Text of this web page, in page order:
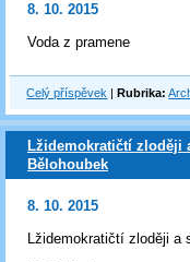
8. 10. 2015
Voda z pramene
Celý příspěvek |Rubrika:
Lžidemokratičtí zloději
Bělohoubek
8. 10. 2015
Lžidemokratičtí zloději a